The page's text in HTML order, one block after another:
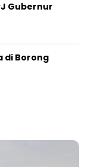
Gubernur
di Borong